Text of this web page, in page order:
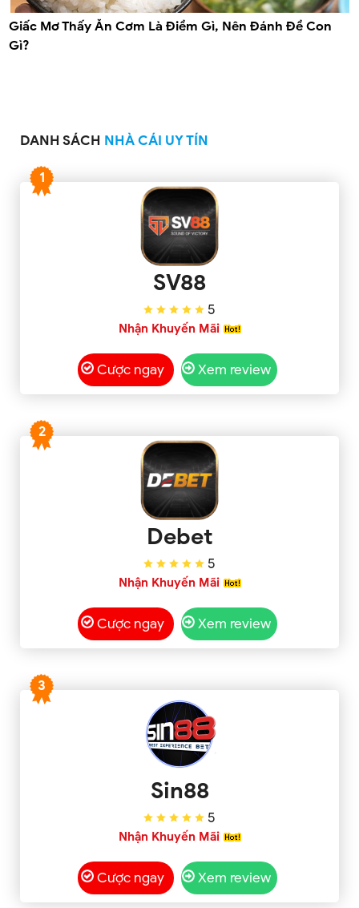
Giấc Mơ Thấy Ăn Cơm Là Điềm Gì, Nên Đánh Đề Con
Gì?
DANH SÁCH NHÀ CÁI UY TÍN
1
SV88
5
Nhận Khuyến Mãi
Cược ngay Xem review
2
Debet
5
Nhận Khuyến Mãi
Cược ngay Xem review
3
Sin88
5
Nhận Khuyến Mãi
Cược ngay Xem review